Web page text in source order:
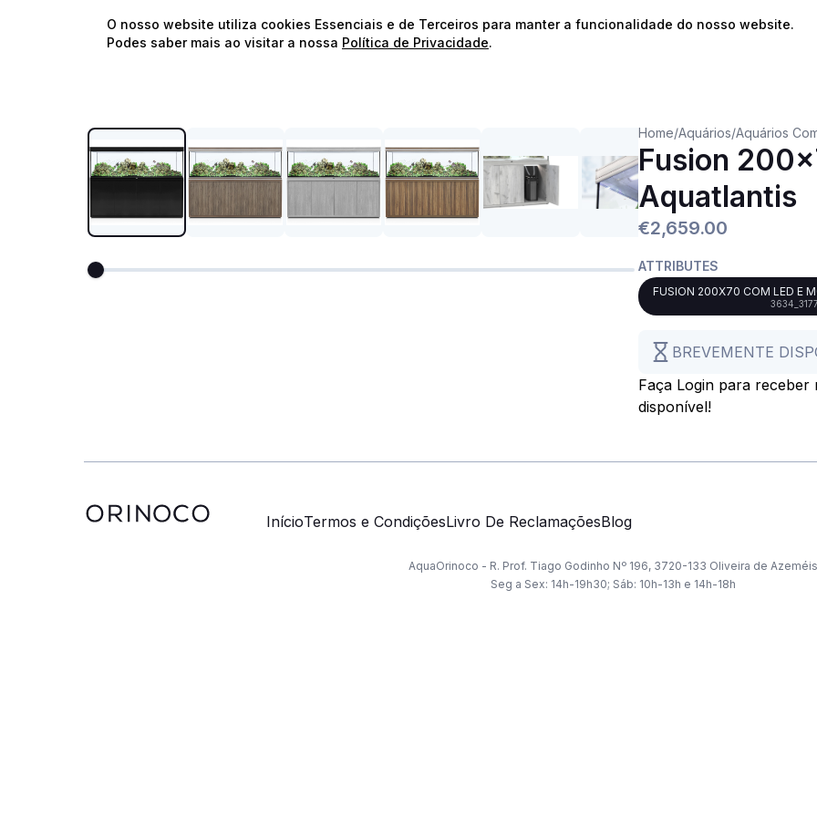
⭐️Envios Gratuitos para encomendas acima de 60€!*⭐️
Home/Aquários/Aquários
Fusion
Aquatlantis
€2,659.00
ATTRIBUTES
FUSION 200X70 COM LED E
3634_3177
BREVEMENTE
Faça Login para receber
disponível!
InícioTermos e CondiçõesLivro De ReclamaçõesBlog
AquaOrinoco - R. Prof. Tiago Godinho Nº 196, 3720-133 Oliveira de Azeméis
Seg a Sex: 14h-19h30; Sáb: 10h-13h e 14h-18h
O nosso website utiliza cookies Essenciais e de Terceiros para manter a funcionalidade do nosso website.
Podes saber mais ao visitar a nossa Política de Privacidade.